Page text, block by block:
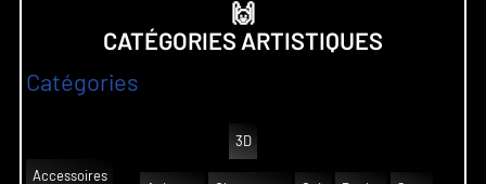
🙌
CATÉGORIES ARTISTIQUES
Catégories
3D
Accessoires